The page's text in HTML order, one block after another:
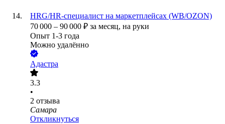
HRG/HR-специалист на маркетплейсах (WB/OZON)
70 000 – 90 000 ₽ за месяц, на руки
Опыт 1-3 года
Можно удалённо
Адастра
3.3
•
2 отзыва
Самара
Откликнуться